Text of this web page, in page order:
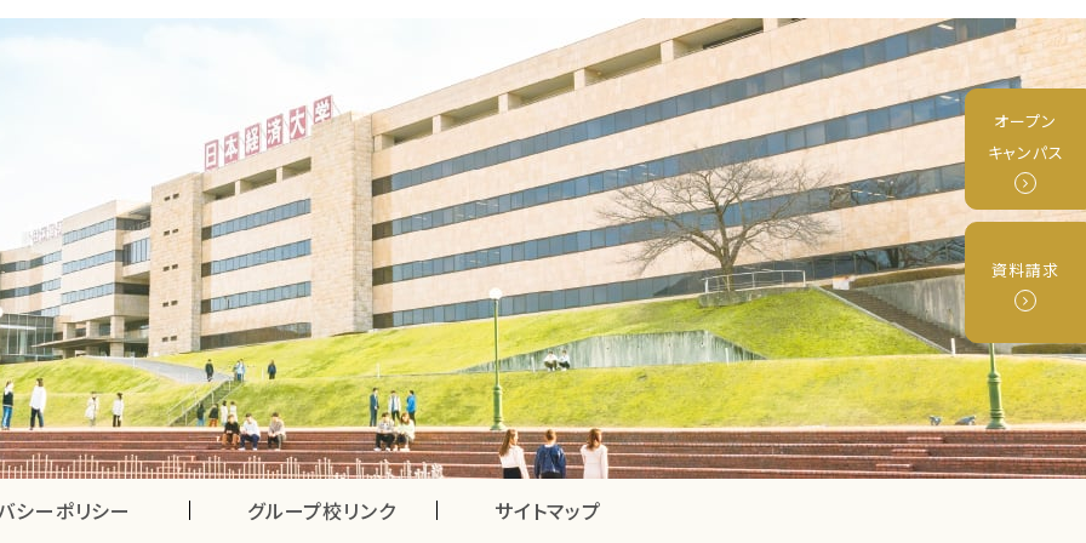
オープン
キャンパス
資料請求
シーポリシー グループ校リンク サイトマップ